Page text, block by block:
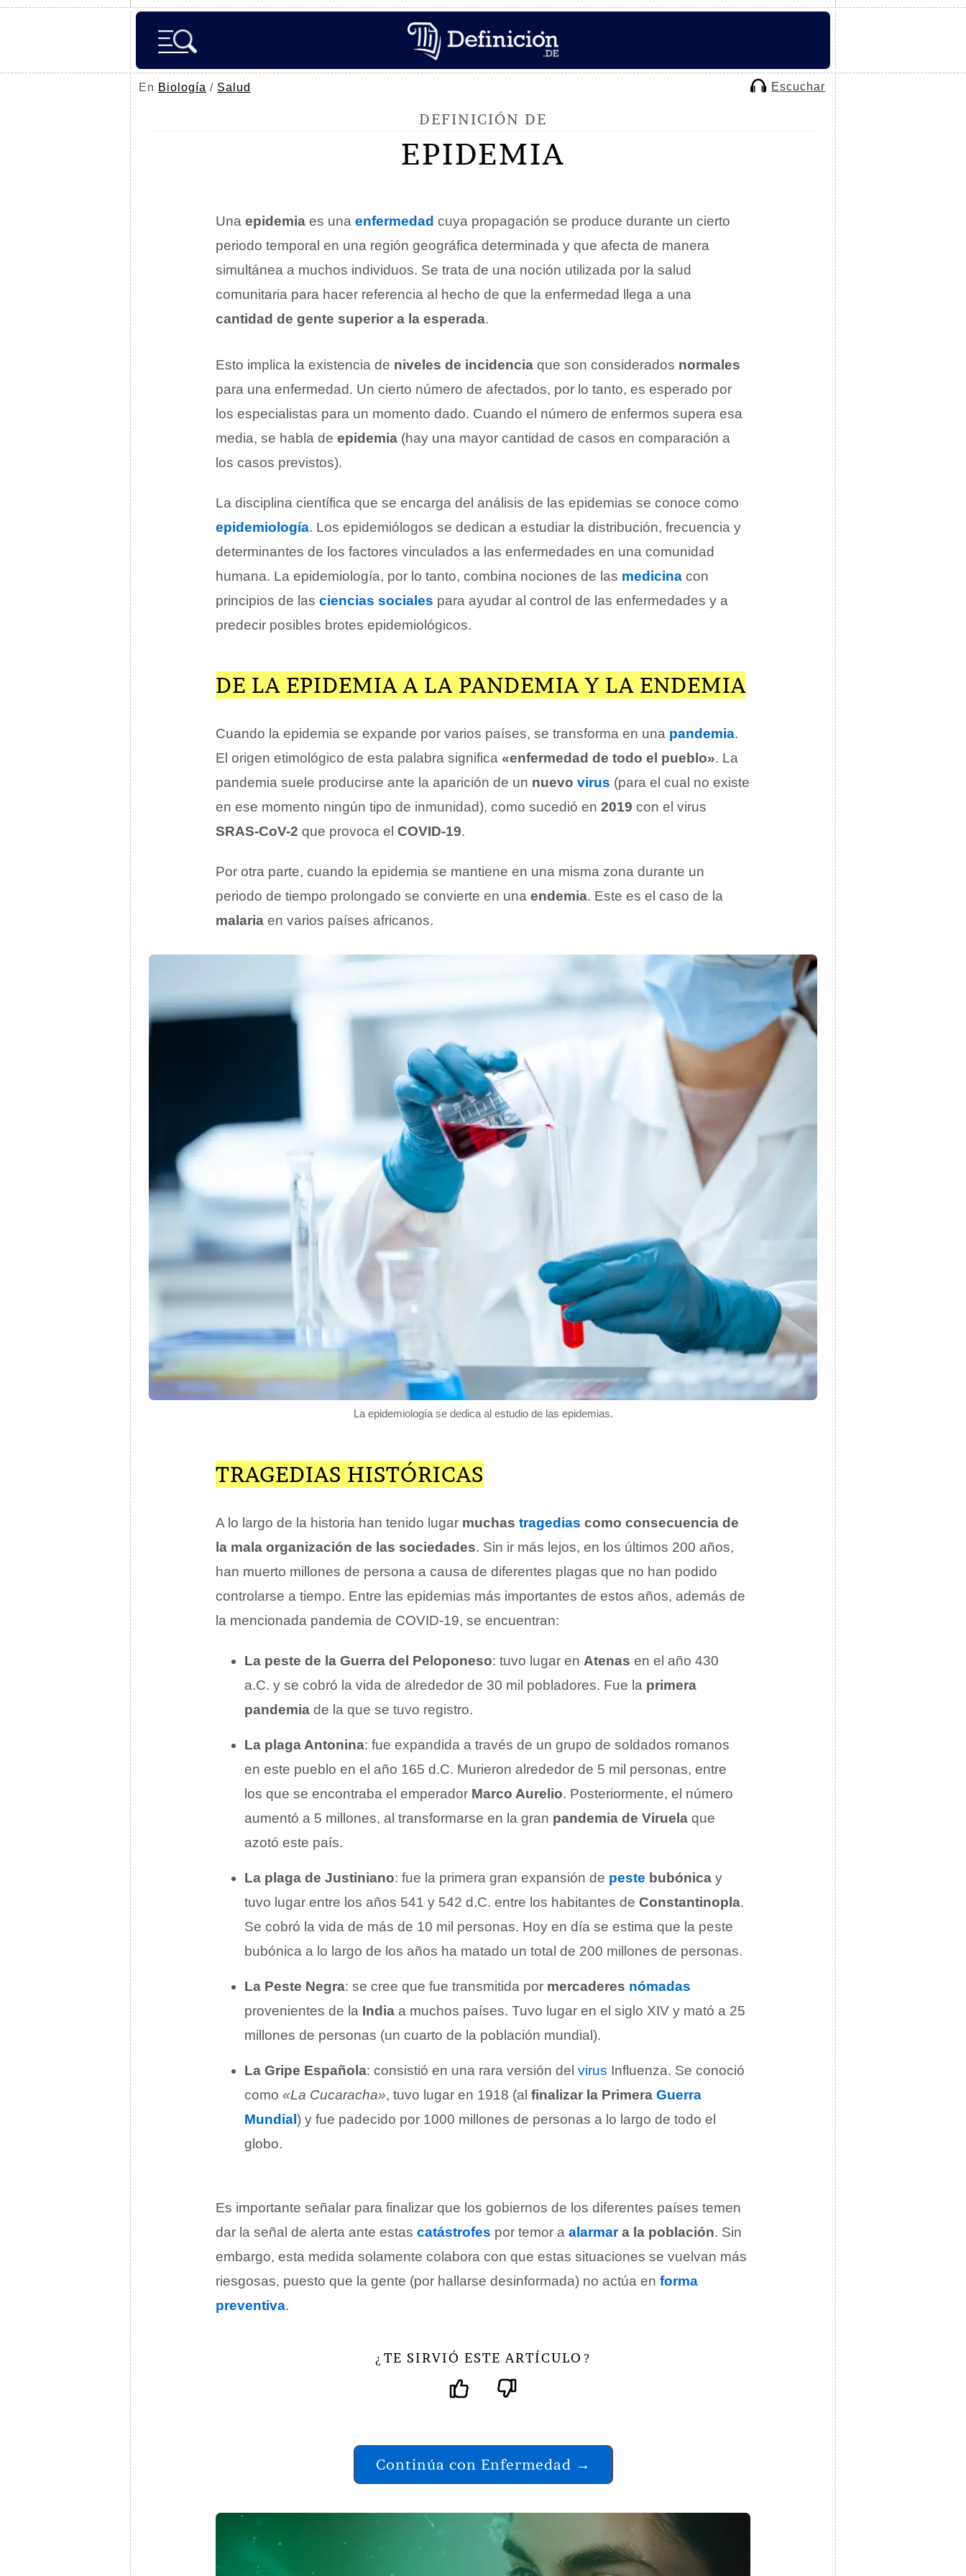
En Biología / Salud Escuchar
DEFINICIÓN DE
EPIDEMIA
Una epidemia es una enfermedad cuya propagación se produce durante un cierto
periodo temporal en una región geográfica determinada y que afecta de manera
simultánea a muchos individuos. Se trata de una noción utilizada por la salud
comunitaria para hacer referencia al hecho de que la enfermedad llega a una
cantidad de gente superior a la esperada.
Esto implica la existencia de niveles de incidencia que son considerados normales
para una enfermedad. Un cierto número de afectados, por lo tanto, es esperado por
los especialistas para un momento dado. Cuando el número de enfermos supera esa
media, se habla de epidemia (hay una mayor cantidad de casos en comparación a
los casos previstos).
La disciplina científica que se encarga del análisis de las epidemias se conoce como
epidemiología. Los epidemiólogos se dedican a estudiar la distribución, frecuencia y
determinantes de los factores vinculados a las enfermedades en una comunidad
humana. La epidemiología, por lo tanto, combina nociones de las medicina con
principios de las ciencias sociales para ayudar al control de las enfermedades y a
predecir posibles brotes epidemiológicos.
DE LA EPIDEMIA A LA PANDEMIA Y LA ENDEMIA
Cuando la epidemia se expande por varios países, se transforma en una pandemia.
El origen etimológico de esta palabra significa «enfermedad de todo el pueblo». La
pandemia suele producirse ante la aparición de un nuevo virus (para el cual no existe
en ese momento ningún tipo de inmunidad), como sucedió en 2019 con el virus
SRAS-CoV-2 que provoca el COVID-19.
Por otra parte, cuando la epidemia se mantiene en una misma zona durante un
periodo de tiempo prolongado se convierte en una endemia. Este es el caso de la
malaria en varios países africanos.
La epidemiología se dedica al estudio de las epidemias.
TRAGEDIAS HISTÓRICAS
A lo largo de la historia han tenido lugar muchas tragedias como consecuencia de
la mala organización de las sociedades. Sin ir más lejos, en los últimos 200 años,
han muerto millones de persona a causa de diferentes plagas que no han podido
controlarse a tiempo. Entre las epidemias más importantes de estos años, además de
la mencionada pandemia de COVID-19, se encuentran:
La peste de la Guerra del Peloponeso: tuvo lugar en Atenas en el año 430
a.C. y se cobró la vida de alrededor de 30 mil pobladores. Fue la primera
pandemia de la que se tuvo registro.
La plaga Antonina: fue expandida a través de un grupo de soldados romanos
en este pueblo en el año 165 d.C. Murieron alrededor de 5 mil personas, entre
los que se encontraba el emperador Marco Aurelio. Posteriormente, el número
aumentó a 5 millones, al transformarse en la gran pandemia de Viruela que
azotó este país.
La plaga de Justiniano: fue la primera gran expansión de peste bubónica y
tuvo lugar entre los años 541 y 542 d.C. entre los habitantes de Constantinopla.
Se cobró la vida de más de 10 mil personas. Hoy en día se estima que la peste
bubónica a lo largo de los años ha matado un total de 200 millones de personas.
La Peste Negra: se cree que fue transmitida por mercaderes nómadas
provenientes de la India a muchos países. Tuvo lugar en el siglo XIV y mató a 25
millones de personas (un cuarto de la población mundial).
La Gripe Española: consistió en una rara versión del virus Influenza. Se conoció
como «La Cucaracha», tuvo lugar en 1918 (al finalizar la Primera Guerra
Mundial) y fue padecido por 1000 millones de personas a lo largo de todo el
globo.
Es importante señalar para finalizar que los gobiernos de los diferentes países temen
dar la señal de alerta ante estas catástrofes por temor a alarmara la población. Sin
embargo, esta medida solamente colabora con que estas situaciones se vuelvan más
riesgosas, puesto que la gente (por hallarse desinformada) no actúa en forma
preventiva.
¿ TE SIRVIÓ ESTE ARTÍCULO ?
Continúa con Enfermedad →